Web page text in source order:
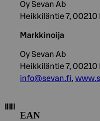
Oy Sevan Ab
Heikkiläntie 7, 00210
Markkinoija
Oy Sevan Ab
Heikkiläntie 7, 00210
info@sevan.fi,
EAN